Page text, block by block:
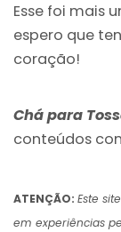
Esse foi mais
espero que
coração!
Chá para
conteúdos
ATENÇÃO: Este
em experiências